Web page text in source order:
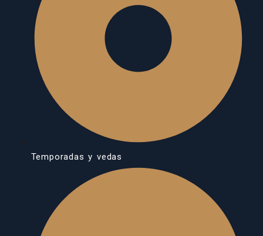
Temporadas y vedas